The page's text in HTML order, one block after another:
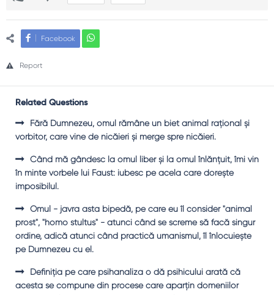
Facebook
Report
Related Questions
Fără Dumnezeu, omul rămâne un biet animal raţional şi
vorbitor, care vine de nicăieri şi merge spre nicăieri.
Când mă gândesc la omul liber şi la omul înlănţuit, îmi vin
în minte vorbele lui Faust: iubesc pe acela care doreşte
imposibilul.
Omul - javra asta bipedă, pe care eu îl consider "animal
prost", "homo stultus" - atunci când se screme să facă singur
ordine, adică atunci când practică umanismul, îl înlocuieşte
pe Dumnezeu cu el.
Definiţia pe care psihanaliza o dă psihicului arată că
acesta se compune din procese care aparţin domeniilor